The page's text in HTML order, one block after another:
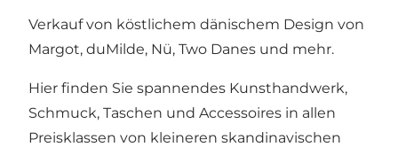
Verkauf von köstlichem dänischem Design von
Margot, duMilde, Nü, Two Danes und mehr.
Hier finden Sie spannendes Kunsthandwerk,
Schmuck, Taschen und Accessoires in allen
Preisklassen von kleineren skandinavischen